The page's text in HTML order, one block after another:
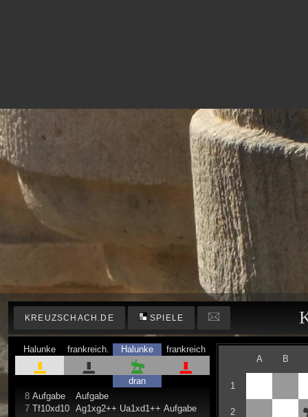
KREUZSCHACH.DE SPIELE
Halunke frankreich. Halunke
dran
frankreich
8 Aufgabe
Aufgabe
7 Tf10xd10 Ag1xg2++ Ua1xd1++ Aufgabe
A B
1
2